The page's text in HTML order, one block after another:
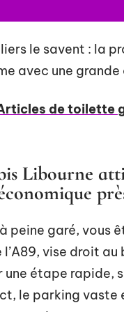
le savent : la
avec une grande
de toilette
Libourne
peine garé, vous
vise droit
étape rapide,
le parking